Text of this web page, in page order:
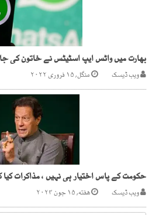
بھارت میں واٹس ایپ اسٹیٹس نے خاتون کی
ویب ڈیسک منگل, ۱۵ فروری ۲۰۲۲
حکومت کے پاس اختیار ہی نہیں ، مذاکرات
ویب ڈیسک هفته, ۱۵ جون ۲۰۲۴